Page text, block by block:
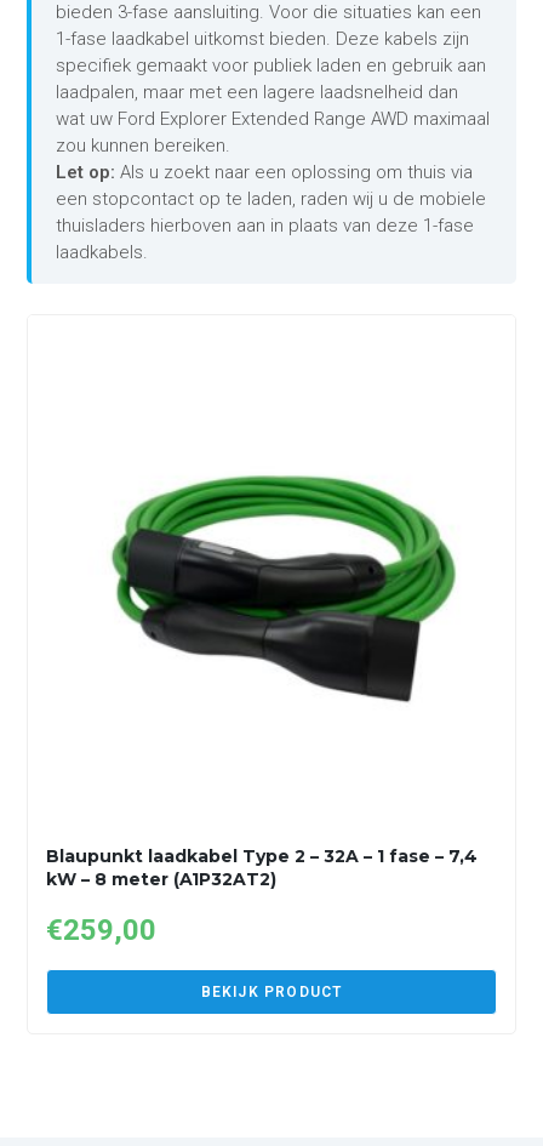
bieden 3-fase aansluiting. Voor die situaties kan een
1-fase laadkabel uitkomst bieden. Deze kabels zijn
specifiek gemaakt voor publiek laden en gebruik aan
laadpalen, maar met een lagere laadsnelheid dan
wat uw Ford Explorer Extended Range AWD maximaal
zou kunnen bereiken.
Let op: Als u zoekt naar een oplossing om thuis via
een stopcontact op te laden, raden wij u de mobiele
thuisladers hierboven aan in plaats van deze 1-fase
laadkabels.
Blaupunkt laadkabel Type 2 – 32A – 1 fase – 7,4
kW – 8 meter (A1P32AT2)
€259,00
BEKIJK PRODUCT